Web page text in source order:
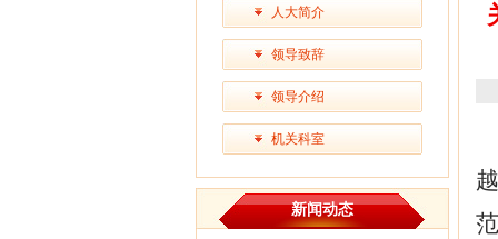
人大简介
领导致辞
领导介绍
机关科室
新闻动态